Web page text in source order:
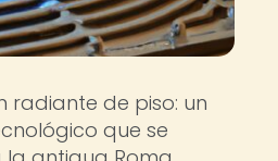
radiante de piso: un
que se